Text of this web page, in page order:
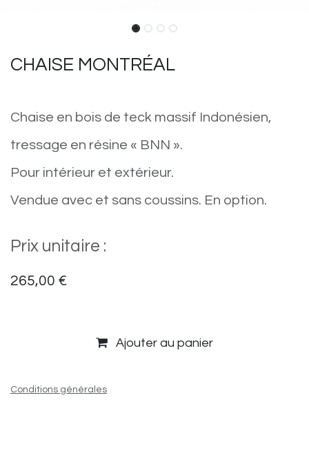
CHAISE MONTRÉAL
Chaise en bois de teck massif Indonésien,
tressage en résine « BNN ».
Pour intérieur et extérieur.
Vendue avec et sans coussins. En option.
Prix unitaire :
265,00 €
Ajouter au panier
Conditions générales